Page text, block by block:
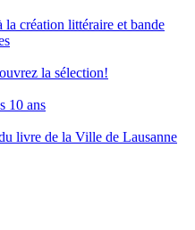
la création littéraire et bande
la sélection!
10 ans
livre de la Ville de Lausanne